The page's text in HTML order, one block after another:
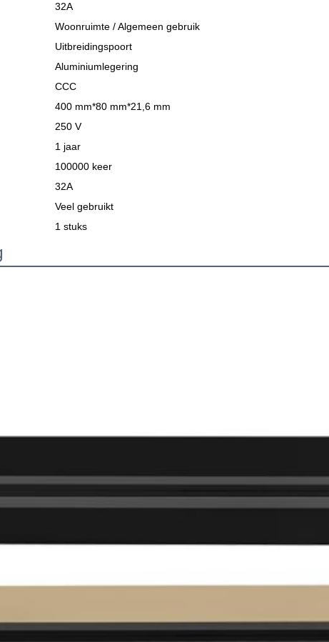
32A
Woonruimte / Algemeen gebruik
Uitbreidingspoort
Aluminiumlegering
CCC
400 mm*80 mm*21,6 mm
250 V
1 jaar
100000 keer
32A
Veel gebruikt
1 stuks